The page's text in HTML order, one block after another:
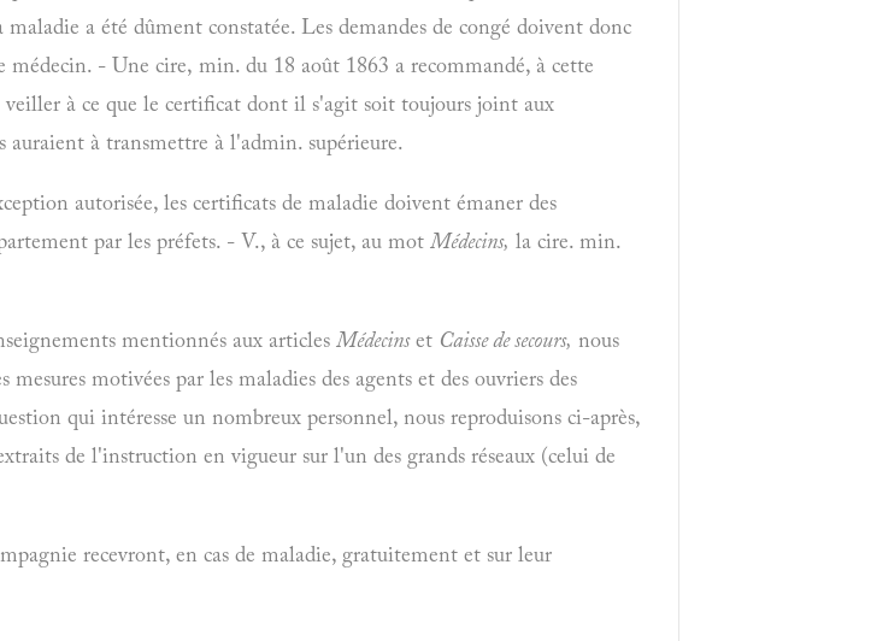
a été dûment constatée. Les demandes de congé doivent donc
médecin. - Une cire, min. du 18 août 1863 a recommandé, à cette
veiller à ce que le certificat dont il s'agit soit toujours joint aux
auraient à transmettre à l'admin. supérieure.
autorisée, les certificats de maladie doivent émaner des
par les préfets. - V., à ce sujet, au mot Médecins, la cire. min.
mentionnés aux articles Médecinset Caisse de secours, nous
mesures motivées par les maladies des agents et des ouvriers des
qui intéresse un nombreux personnel, nous reproduisons ci-après,
de l'instruction en vigueur sur l'un des grands réseaux (celui de
recevront, en cas de maladie, gratuitement et sur leur